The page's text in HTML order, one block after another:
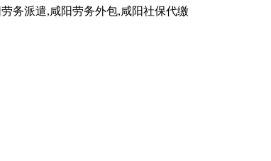
务派遣,咸阳劳务外包,咸阳社保代缴